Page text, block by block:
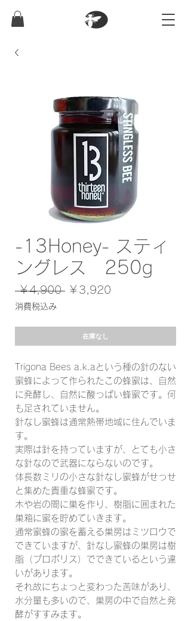
-13Honey- スティ
ングレス 250g
￥4,900 通
格
￥3,920
価
消費税込み
在庫なし
Trigona Bees a.k.aという種の針のない
蜜蜂によって作られたこの蜂蜜は、自然
に発酵し、自然に酸っぱい蜂蜜です。何
も足されていません。
針なし蜜蜂は通常熱帯地域に住んでいま
す。
実際は針を持っていますが、とても小さ
な針なので武器にならないのです。
体長数ミリの小さな針なし蜜蜂がせっせ
と集めた貴重な蜂蜜です。
木や岩の間に巣を作り、樹脂に囲まれた
巣箱に蜜を貯めていきます。
通常蜜蜂の蜜を蓄える巣房はミツロウで
できていますが、針なし蜜蜂の巣房は樹
脂（プロポリス）でできているという違
いがあります。
それ故にちょっと変わった苦味があり、
水分量も多いので、巣房の中で自然と発
酵がすすみます。